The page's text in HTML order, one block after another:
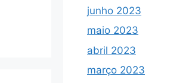
junho 2023
maio 2023
abril 2023
março 2023